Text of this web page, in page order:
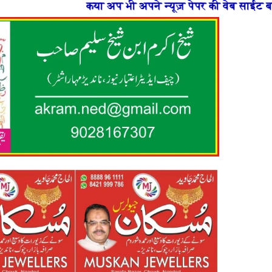
भी अपने न्यूज़ पेपर की वेब साईट बनाना चाहते है या फिर